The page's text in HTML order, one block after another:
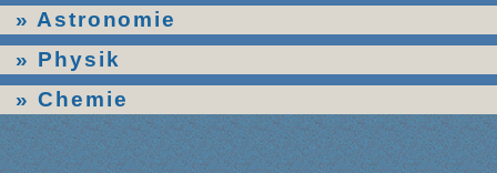
Astronomie
Physik
Chemie